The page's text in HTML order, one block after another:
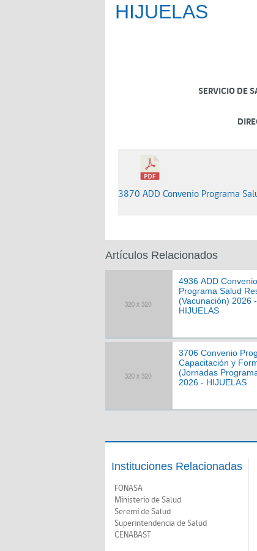
HIJUELAS
SERVICIO DE
3870 ADD Convenio Programa
Artículos Relacionados
4936 ADD Convenio
Programa Salud
(Vacunación) 2026 -
HIJUELAS
3706 Convenio
Capacitación y
(Jornadas
2026 - HIJUELAS
Instituciones Relacionadas
FONASA
Ministerio de Salud
Seremi de Salud
Superintendencia de Salud
CENABAST